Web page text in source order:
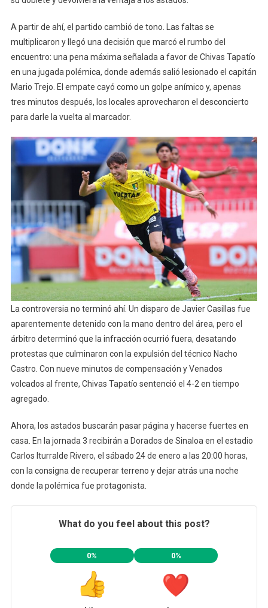
A partir de ahí, el partido cambió de tono. Las faltas se
multiplicaron y llegó una decisión que marcó el rumbo del
encuentro: una pena máxima señalada a favor de Chivas Tapatío
en una jugada polémica, donde además salió lesionado el capitán
Mario Trejo. El empate cayó como un golpe anímico y, apenas
tres minutos después, los locales aprovecharon el desconcierto
para darle la vuelta al marcador.
La controversia no terminó ahí. Un disparo de Javier Casillas fue
aparentemente detenido con la mano dentro del área, pero el
árbitro determinó que la infracción ocurrió fuera, desatando
protestas que culminaron con la expulsión del técnico Nacho
Castro. Con nueve minutos de compensación y Venados
volcados al frente, Chivas Tapatío sentenció el 4-2 en tiempo
agregado.
Ahora, los astados buscarán pasar página y hacerse fuertes en
casa. En la jornada 3 recibirán a Dorados de Sinaloa en el estadio
Carlos Iturralde Rivero, el sábado 24 de enero a las 20:00 horas,
con la consigna de recuperar terreno y dejar atrás una noche
donde la polémica fue protagonista.
What do you feel about this post?
0% 0%